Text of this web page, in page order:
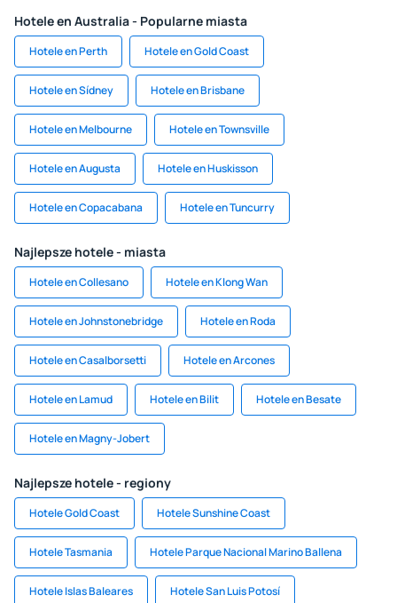
Hotele en Australia - Popularne miasta
Hotele en Perth Hotele en Gold Coast
Hotele en Sídney Hotele en Brisbane
Hotele en Melbourne Hotele en Townsville
Hotele en Augusta Hotele en Huskisson
Hotele en Copacabana Hotele en Tuncurry
Najlepsze hotele - miasta
Hotele en Collesano Hotele en Klong Wan
Hotele en Johnstonebridge Hotele en Roda
Hotele en Casalborsetti Hotele en Arcones
Hotele en Lamud Hotele en Bilit Hotele en Besate
Hotele en Magny-Jobert
Najlepsze hotele - regiony
Hotele Gold Coast Hotele Sunshine Coast
Hotele Tasmania Hotele Parque Nacional Marino Ballena
Hotele Islas Baleares Hotele San Luis Potosí